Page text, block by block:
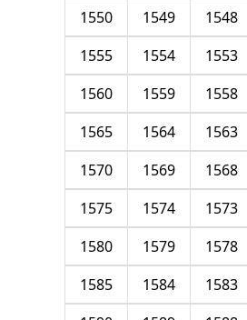
1548
1549
1550
1553
1554
1555
1558
1559
1560
1563
1564
1565
1568
1569
1570
1573
1574
1575
1578
1579
1580
1583
1584
1585